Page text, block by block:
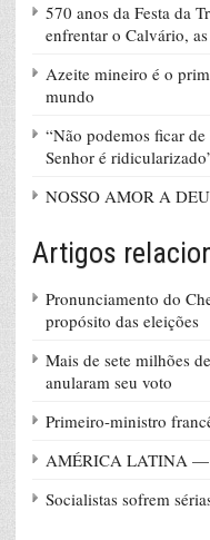
570 anos da Festa da
enfrentar o Calvário,
Azeite mineiro é o
mundo
“Não podemos ficar
Senhor é
NOSSO AMOR A
Artigos
Pronunciamento do
propósito das eleições
Mais de sete milhões
anularam seu voto
Primeiro-ministro
AMÉRICA LATINA —
Socialistas sofrem